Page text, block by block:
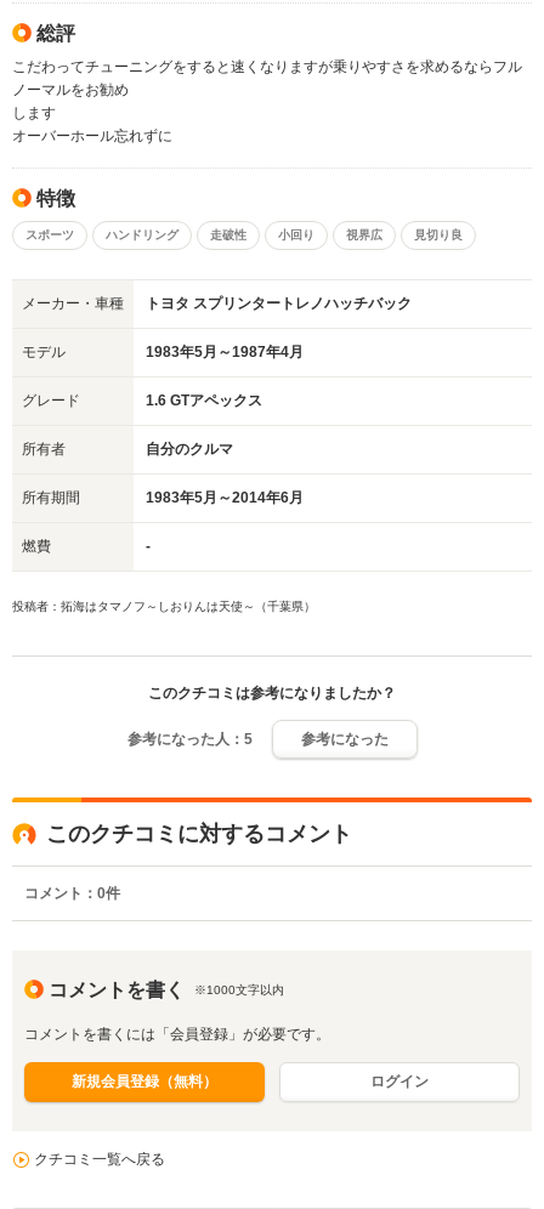
総評
こだわってチューニングをすると速くなりますが乗りやすさを求めるならフル
ノーマルをお勧め
します
オーバーホール忘れずに
特徴
スポーツ ハンドリング 走破性 小回り 視界広 見切り良
メーカー・車種 トヨタ スプリンタートレノハッチバック
モデル 1983年5月～1987年4月
グレード 1.6 GTアペックス
所有者 自分のクルマ
所有期間 1983年5月～2014年6月
燃費 -
投稿者：拓海はタマノフ～しおりんは天使～（千葉県）
このクチコミは参考になりましたか？
参考になった人： 5 参考になった
このクチコミに対するコメント
コメント： 0件
コメントを書く ※1000文字以内
コメントを書くには「会員登録」が必要です。
新規会員登録（無料） ログイン
クチコミ一覧へ戻る